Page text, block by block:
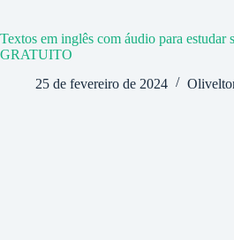
Textos em inglês com áudio para estudar
GRATUITO
25 de fevereiro de 2024